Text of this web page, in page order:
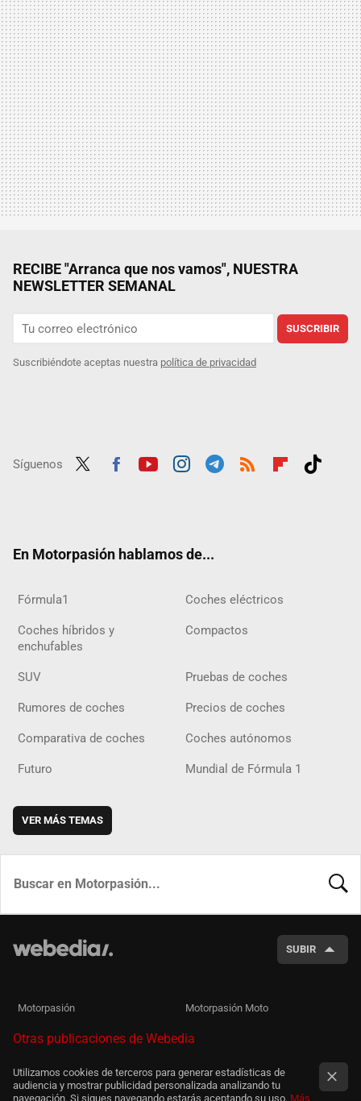
RECIBE "Arranca que nos vamos", NUESTRA
NEWSLETTER SEMANAL
SUSCRIBIR
Suscribiéndote aceptas nuestra política de privacidad
Síguenos
En Motorpasión hablamos de...
Fórmula1 Coches eléctricos
Coches híbridos y
enchufables
Compactos
SUV Pruebas de coches
Rumores de coches Precios de coches
Comparativa de coches Coches autónomos
Futuro Mundial de Fórmula 1
VER MÁS TEMAS
SUBIR
Motorpasión Motorpasión Moto
Otras publicaciones de Webedia
Utilizamos cookies de terceros para generar estadísticas de
audiencia y mostrar publicidad personalizada analizando tu
navegación. Si sigues navegando estarás aceptando su uso. Más